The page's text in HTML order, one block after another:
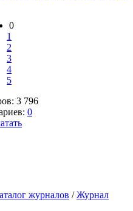
0
1
2
3
4
5
3 796
0
журналов /Журнал